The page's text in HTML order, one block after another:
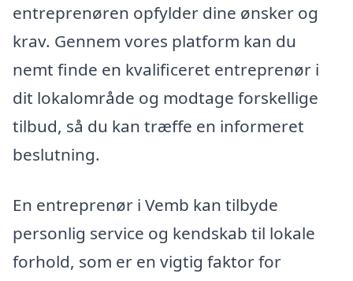
entreprenøren opfylder dine ønsker og
krav. Gennem vores platform kan du
nemt finde en kvalificeret entreprenør i
dit lokalområde og modtage forskellige
tilbud, så du kan træffe en informeret
beslutning.
En entreprenør i Vemb kan tilbyde
personlig service og kendskab til lokale
forhold, som er en vigtig faktor for